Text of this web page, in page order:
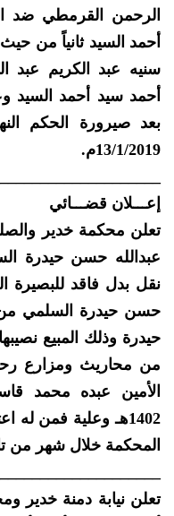
الرحمن القرمطي ضد
أحمد السيد ثانياً من
سنيه عبد الكريم
أحمد سيد أحمد السيد
13/1/2019م.
إعـــلان قضـــائي
تعلن محكمة خدير
عبدالله حسن حيدرة
نقل بدل فاقد للبصيرة
حسن حيدرة السلمي من
حيدرة وذلك المبيع
من محاريث ومزارع
الأمين عبده محمد
1402هـ وعلية فمن
المحكمة خلال شهر من
تعلن نيابة دمنة خدير